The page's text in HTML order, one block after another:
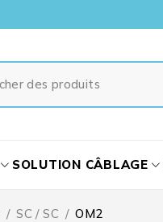
SOLUTION CÂBLAGE
/ SC / SC / OM2